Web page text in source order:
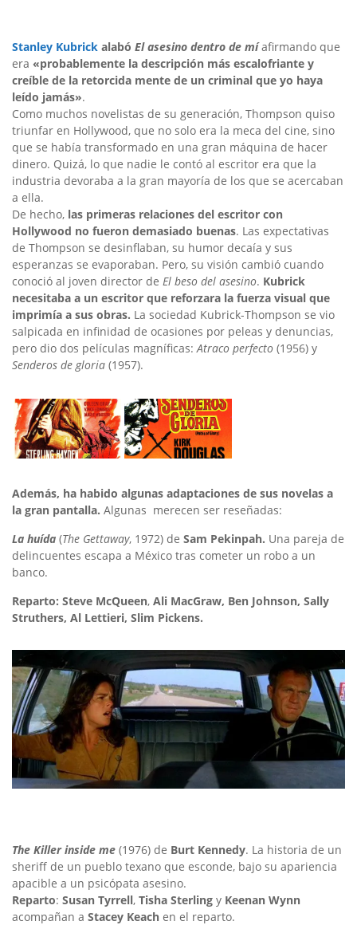
Stanley Kubrick alabó El asesino dentro de míafirmando que
era «probablemente la descripción más escalofriante y
creíble de la retorcida mente de un criminal que yo haya
leído jamás».
Como muchos novelistas de su generación, Thompson quiso
triunfar en Hollywood, que no solo era la meca del cine, sino
que se había transformado en una gran máquina de hacer
dinero. Quizá, lo que nadie le contó al escritor era que la
industria devoraba a la gran mayoría de los que se acercaban
a ella.
De hecho, las primeras relaciones del escritor con
Hollywood no fueron demasiado buenas. Las expectativas
de Thompson se desinflaban, su humor decaía y sus
esperanzas se evaporaban. Pero, su visión cambió cuando
conoció al joven director de El beso del asesino. Kubrick
necesitaba a un escritor que reforzara la fuerza visual que
imprimía a sus obras. La sociedad Kubrick-Thompson se vio
salpicada en infinidad de ocasiones por peleas y denuncias,
pero dio dos películas magníficas: Atraco perfecto (1956) y
Senderos de gloria (1957).
Además, ha habido algunas adaptaciones de sus novelas a
la gran pantalla. Algunas merecen ser reseñadas:
La huída (The Gettaway, 1972) de Sam Pekinpah. Una pareja de
delincuentes escapa a México tras cometer un robo a un
banco.
Reparto: Steve McQueen, Ali MacGraw, Ben Johnson, Sally
Struthers, Al Lettieri, Slim Pickens.
The Killer inside me (1976) de Burt Kennedy. La historia de un
sheriff de un pueblo texano que esconde, bajo su apariencia
apacible a un psicópata asesino.
Reparto: Susan Tyrrell, Tisha Sterling y Keenan Wynn
acompañan a Stacey Keach en el reparto.